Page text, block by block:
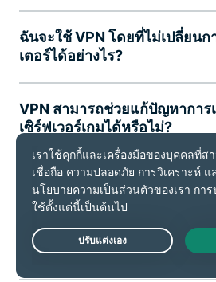
ฉันจะใช้ VPN โดยที่ไม่เปลี่ยนก
เตอร์ได้อย่างไร?
VPN สามารถช่วยแก้ปัญหาการ
เซิร์ฟเวอร์เกมได้หรือไม่?
การใช้ VPN บนเครือข่ายเกมค
ปลอดภัยหรือไม่?
จะใช้ VPN บน PlayStation ได้